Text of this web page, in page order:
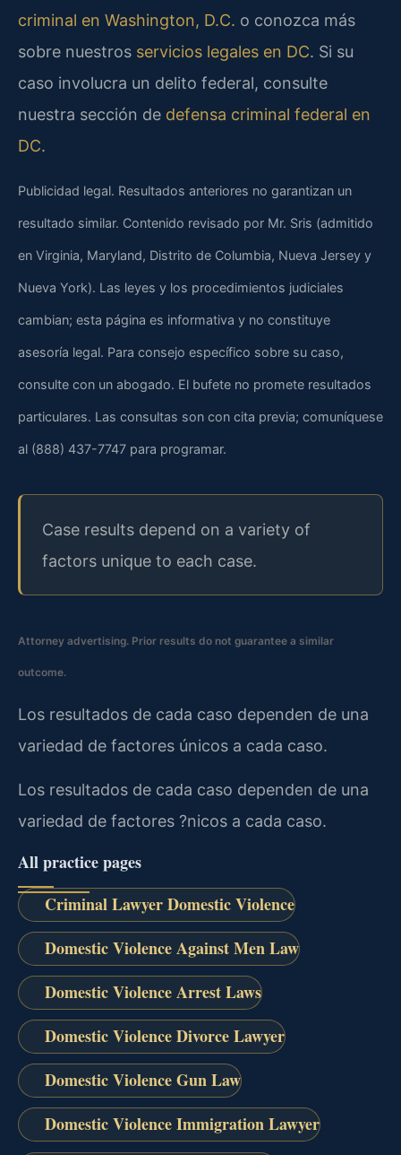
criminal en Washington, D.C. o conozca más
sobre nuestros servicios legales en DC. Si su
caso involucra un delito federal, consulte
nuestra sección de defensa criminal federal en
DC.
Publicidad legal. Resultados anteriores no garantizan un
resultado similar. Contenido revisado por Mr. Sris (admitido
en Virginia, Maryland, Distrito de Columbia, Nueva Jersey y
Nueva York). Las leyes y los procedimientos judiciales
cambian; esta página es informativa y no constituye
asesoría legal. Para consejo específico sobre su caso,
consulte con un abogado. El bufete no promete resultados
particulares. Las consultas son con cita previa; comuníquese
al (888) 437-7747 para programar.
Case results depend on a variety of
factors unique to each case.
Attorney advertising. Prior results do not guarantee a similar
outcome.
Los resultados de cada caso dependen de una
variedad de factores únicos a cada caso.
Los resultados de cada caso dependen de una
variedad de factores ?nicos a cada caso.
All practice pages
Criminal Lawyer Domestic Violence
Domestic Violence Against Men Law
Domestic Violence Arrest Laws
Domestic Violence Divorce Lawyer
Domestic Violence Gun Law
Domestic Violence Immigration Lawyer